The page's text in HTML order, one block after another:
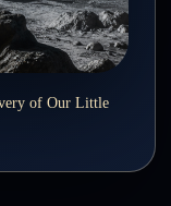
of Our Little